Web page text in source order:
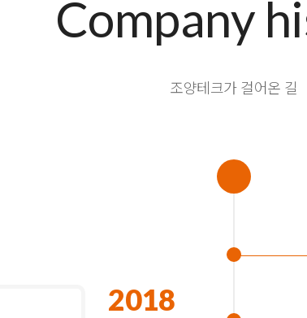
Company
조양테크가 걸어온 길
2018